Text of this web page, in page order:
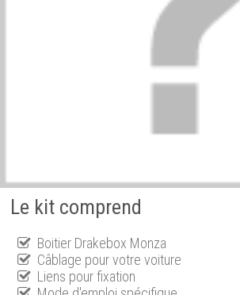
Le kit comprend
Boitier Drakebox Monza
Câblage pour votre voiture
Liens pour fixation